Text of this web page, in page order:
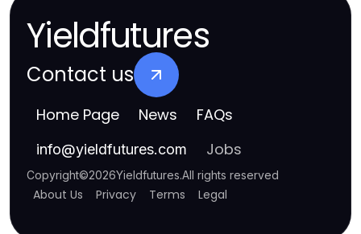
Yieldfutures
Contact us
Home Page News FAQs
info@yieldfutures.com Jobs
Copyright©2026Yieldfutures.All rights reserved
About Us Privacy Terms Legal